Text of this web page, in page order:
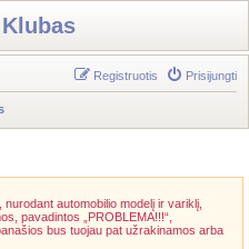
Prisijungti
Registruotis
automobilio modelį ir variklį,
pavadintos „PROBLEMA!!!“,
bus tuojau pat užrakinamos arba